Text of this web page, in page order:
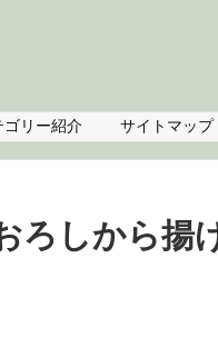
ゴリー紹介 サイトマップ
ろしから揚